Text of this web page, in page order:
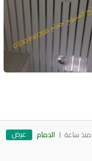
منذ ساعة الدمام عرض